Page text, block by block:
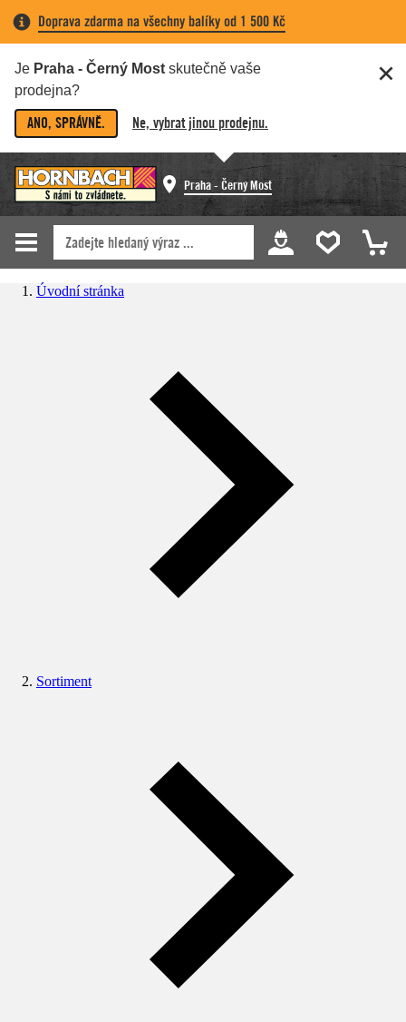
Doprava zdarma na všechny balíky od 1 500 Kč
Je Praha - Černý Most skutečně vaše
prodejna?
ANO, SPRÁVNĚ. Ne, vybrat jinou prodejnu.
Praha - Černý Most
Úvodní stránka
Sortiment